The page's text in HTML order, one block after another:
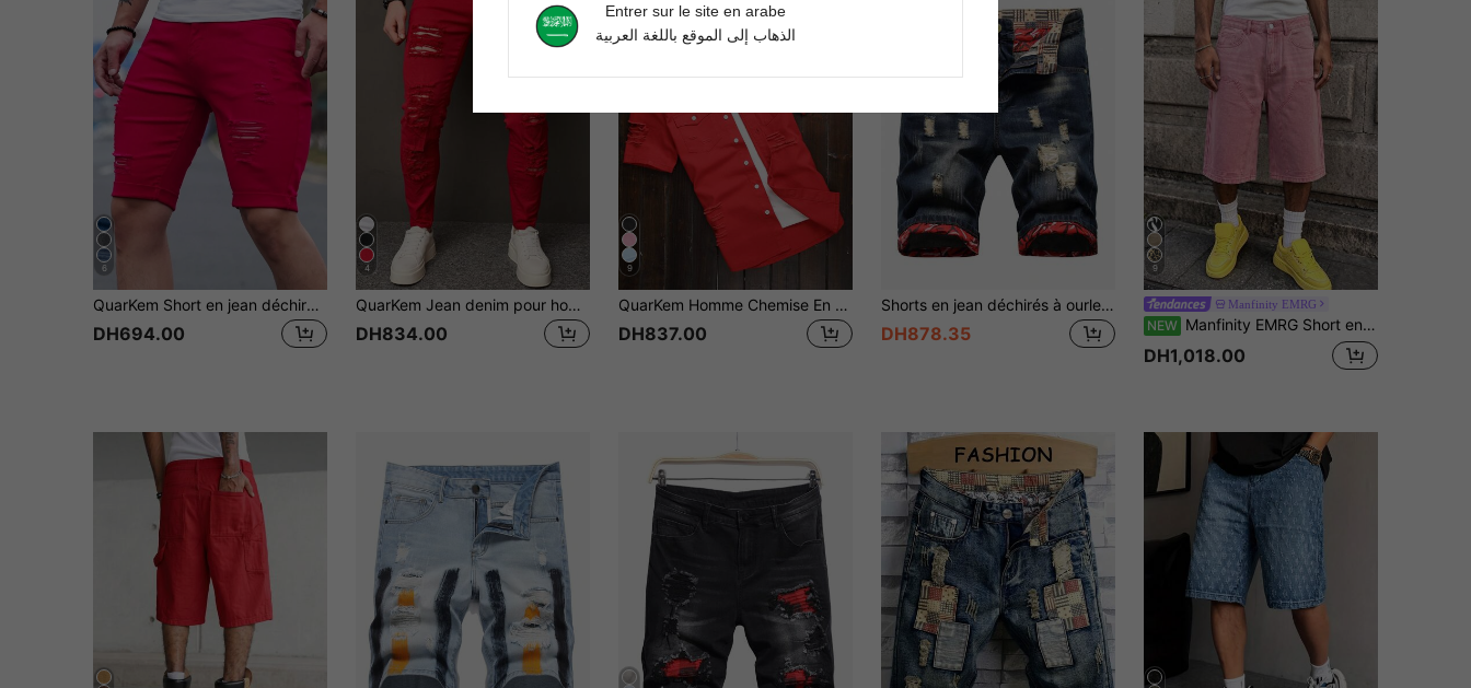
6
QuarKem Short en jean déchiré de couleur unie pour homme
DH694.00
4
QuarKem Jean denim pour homme avec poches décoloré pour un usage quotidien décontracté
DH834.00
9
QuarKem Homme Chemise En Jean Déchiré Poche À Rabat (Sans T-Shirt)
DH837.00
Shorts en jean déchirés à ourlet enroulé avec imprimé graphique pour hommes
DH878.35
9
Manfinity EMRG
NEW Manfinity EMRG Short en jean baggy à jambes larges pour homme, rose délavé, avec patchs déconstruits, style streetwear décontracté pour le quotidien
DH1,018.00
Entrer sur le site en arabe
الذهاب إلى الموقع باللغة العربية